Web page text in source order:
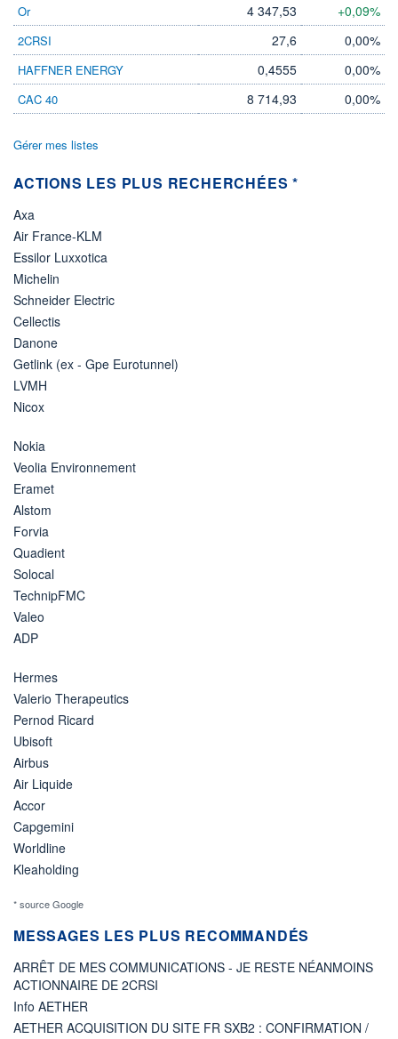
Or 4 347,53 +0,09%
2CRSI 27,6 0,00%
HAFFNER ENERGY 0,4555 0,00%
CAC 40 8 714,93 0,00%
Gérer mes listes
ACTIONS LES PLUS RECHERCHÉES *
Axa
Air France-KLM
Essilor Luxxotica
Michelin
Schneider Electric
Cellectis
Danone
Getlink (ex - Gpe Eurotunnel)
LVMH
Nicox
Nokia
Veolia Environnement
Eramet
Alstom
Forvia
Quadient
Solocal
TechnipFMC
Valeo
ADP
Hermes
Valerio Therapeutics
Pernod Ricard
Ubisoft
Airbus
Air Liquide
Accor
Capgemini
Worldline
Kleaholding
* source Google
MESSAGES LES PLUS RECOMMANDÉS
ARRÊT DE MES COMMUNICATIONS - JE RESTE NÉANMOINS
ACTIONNAIRE DE 2CRSI
Info AETHER
AETHER ACQUISITION DU SITE FR SXB2 : CONFIRMATION /